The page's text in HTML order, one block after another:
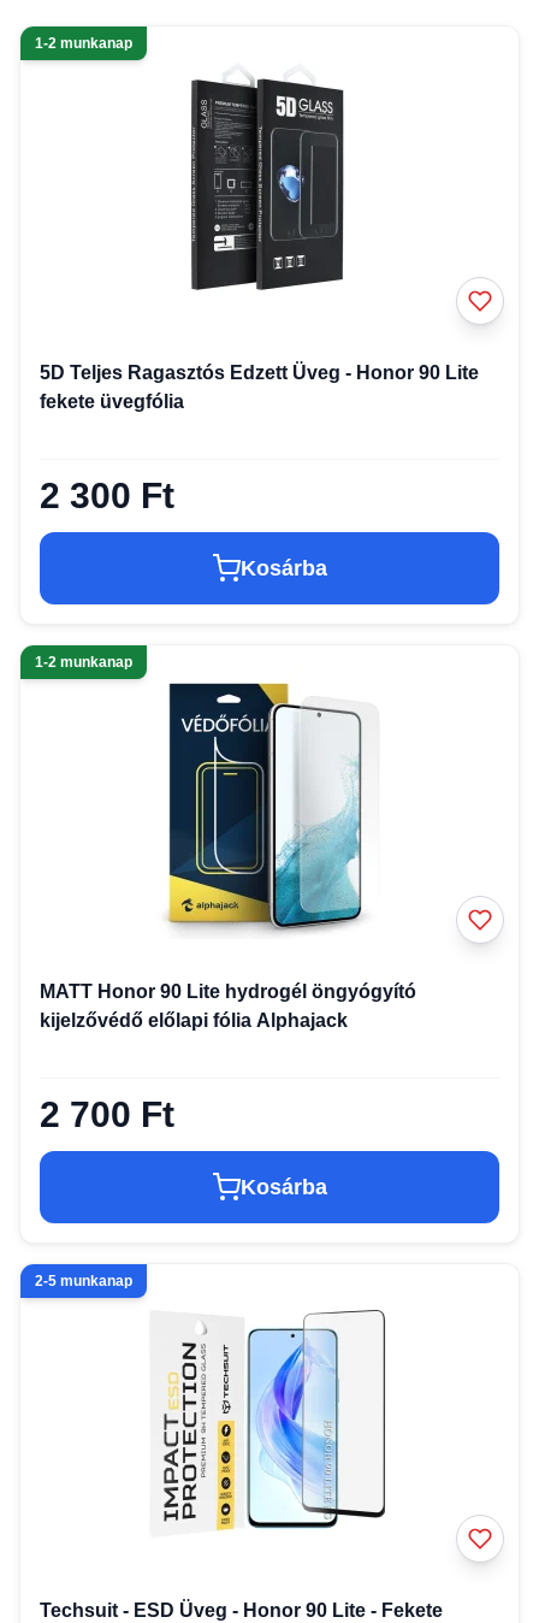
1-2 munkanap
5D Teljes Ragasztós Edzett Üveg - Honor 90 Lite
fekete üvegfólia
2 300 Ft
Kosárba
1-2 munkanap
MATT Honor 90 Lite hydrogél öngyógyító
kijelzővédő előlapi fólia Alphajack
2 700 Ft
Kosárba
2-5 munkanap
Techsuit - ESD Üveg - Honor 90 Lite - Fekete